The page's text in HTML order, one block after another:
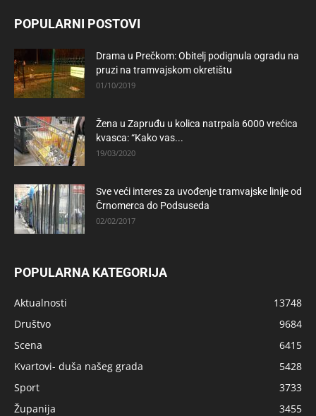
POPULARNI POSTOVI
Drama u Prečkom: Obitelj podignula ogradu na
pruzi na tramvajskom okretištu
01/10/2019
Žena u Zapruđu u kolica natrpala 6000 vrećica
kvasca: “Kako vas...
19/03/2020
Sve veći interes za uvođenje tramvajske linije od
Črnomerca do Podsuseda
02/02/2017
POPULARNA KATEGORIJA
Aktualnosti
13748
Društvo
9684
Scena
6415
Kvartovi- duša našeg grada
5428
Sport
3733
Županija
3455